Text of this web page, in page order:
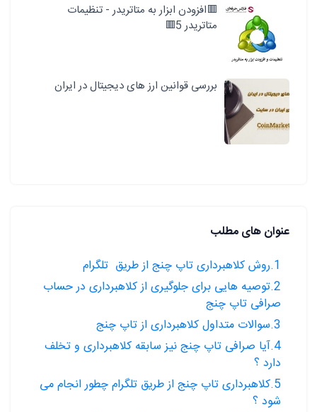
🟥افزودن ابزار به متاتریدر - تنظیمات
متاتریدر 5🟥
بررسی قوانین ارز های دیجیتال در ایران
عنوان های مطلب
1.روش کلاهبرداری تاپ چنج از طریق تلگرام
2.توصیه هایی برای جلوگیری از کلاهبرداری در حساب
صرافی تاپ چنج
3.سوالات متداول کلاهبرداری از تاپ چنج
4.آیا صرافی تاپ چنج نیز سابقه کلاهبرداری و تخلف
دارد ؟
5.کلاهبرداری تاپ چنج از طریق تلگرام چطور انجام می
شود ؟